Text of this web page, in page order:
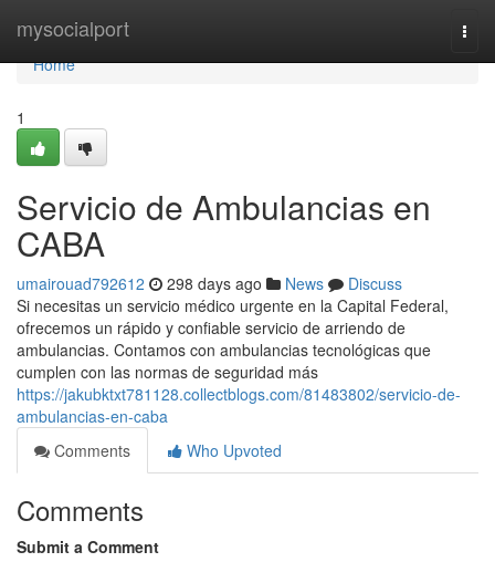
mysocialport
Home
Home
1
Servicio de Ambulancias en
CABA
umairouad792612 298 days ago News
Discuss
Si necesitas un servicio médico urgente en la Capital Federal,
ofrecemos un rápido y confiable servicio de arriendo de
ambulancias. Contamos con ambulancias tecnológicas que
cumplen con las normas de seguridad más
https://jakubktxt781128.collectblogs.com/81483802/servicio-de-
ambulancias-en-caba
Comments
Who Upvoted
Comments
Submit a Comment